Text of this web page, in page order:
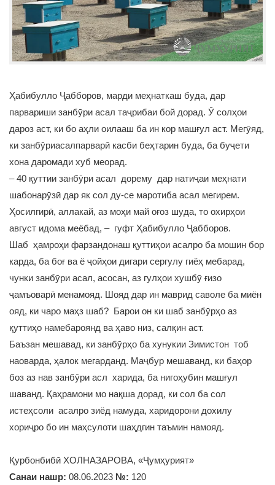
Ҳабибулло Ҷабборов, марди меҳнаткаш буда, дар
парвариши занбӯри асал таҷрибаи бой дорад. Ӯ солҳои
дароз аст, ки бо аҳли оилааш ба ин кор машғул аст. Мегӯяд,
ки занбӯриасалпарварӣ касби беҳтарин буда, ба буҷети
хона даромади хуб меорад.
– 40 қуттии занбӯри асал дорему дар натиҷаи меҳнати
шабонарӯзӣ дар як сол ду-се маротиба асал мегирем.
Ҳосилгирӣ, аллакай, аз моҳи май оғоз шуда, то охирҳои
август идома меёбад, – гуфт Ҳабибулло Ҷабборов.
Шаб ҳамроҳи фарзандонаш қуттиҳои асалро ба мошин бор
карда, ба боғ ва ё ҷойҳои дигари сергулу гиёҳ мебарад,
чунки занбӯри асал, асосан, аз гулҳои хушбӯ ғизо
ҷамъоварӣ менамояд. Шояд дар ин маврид саволе ба миён
ояд, ки чаро маҳз шаб? Барои он ки шаб занбӯрҳо аз
қуттиҳо намебароянд ва ҳаво низ, салқин аст.
Баъзан мешавад, ки занбӯрҳо ба хунукии Зимистон тоб
наоварда, ҳалок мегарданд. Маҷбур мешаванд, ки баҳор
боз аз нав занбӯри асл харида, ба нигоҳубин машғул
шаванд. Қаҳрамони мо нақша дорад, ки сол ба сол
истеҳсоли асалро зиёд намуда, харидорони дохилу
хориҷро бо ин маҳсулоти шаҳдгин таъмин намояд.
Қурбонбибӣ ХОЛНАЗАРОВА, «Ҷумҳурият»
Санаи нашр: 08.06.2023 №: 120